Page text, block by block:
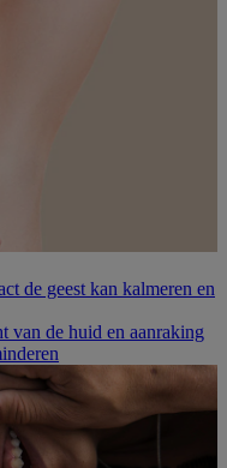
de geest kan kalmeren en
van de huid en aanraking